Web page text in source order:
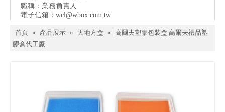
職稱：業務負責人
電子信箱： wcl@wbox.com.tw
首頁 » 產品展示 » 天地方盒 » 高爾夫塑膠包裝盒|高爾夫禮品塑
膠盒代工廠